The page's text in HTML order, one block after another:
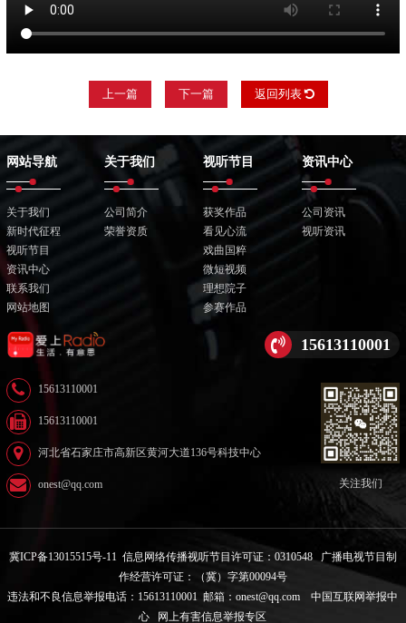
上一篇 下一篇 返回列表
网站导航
关于我们
新时代征程
视听节目
资讯中心
联系我们
网站地图
关于我们
公司简介
荣誉资质
视听节目
获奖作品
看见心流
戏曲国粹
微短视频
理想院子
参赛作品
资讯中心
公司资讯
视听资讯
15613110001
15613110001
15613110001
河北省石家庄市高新区黄河大道136号科技中心
onest@qq.com 关注我们
冀ICP备13015515号-11 信息网络传播视听节目许可证：0310548
广播电视节目制
作经营许可证：（冀）字第00094号
违法和不良信息举报电话：15613110001 邮箱：onest@qq.com中国互联网举报中
心
网上有害信息举报专区